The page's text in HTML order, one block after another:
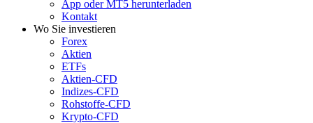
App oder MT5 herunterladen
Kontakt
Wo Sie investieren
Forex
Aktien
ETFs
Aktien-CFD
Indizes-CFD
Rohstoffe-CFD
Krypto-CFD